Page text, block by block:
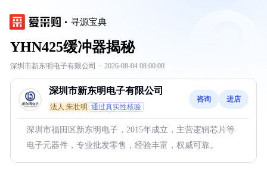
寻源宝典
YHN425缓冲器揭秘
深圳市新东明电子有限公司 · 2026-08-04 08:00:00
深圳市新东明电子有限公司
法人:朱壮明 通过真实性核验
咨询 进店
深圳市福田区新东明电子，2015年成立，主营逻辑芯片等
电子元器件，专业批发零售，经验丰富，权威可靠。